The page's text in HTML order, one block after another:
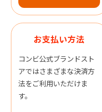
お支払い方法
コンビ公式ブランドスト
アではさまざまな決済方
法をご利用いただけま
す。